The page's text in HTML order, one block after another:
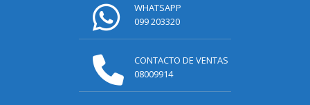
WHATSAPP
099 203320
CONTACTO DE VENTAS
08009914